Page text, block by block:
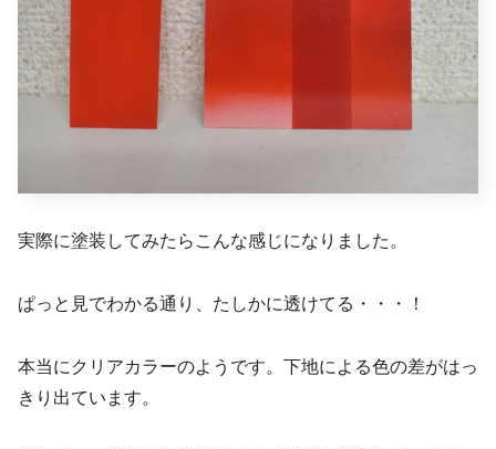
実際に塗装してみたらこんな感じになりました。
ぱっと見でわかる通り、たしかに透けてる・・・！
本当にクリアカラーのようです。下地による色の差がはっ
きり出ています。